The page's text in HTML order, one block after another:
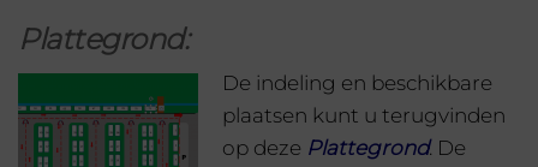
Plattegrond:
De indeling en beschikbare
plaatsen kunt u terugvinden
op deze Plattegrond. De